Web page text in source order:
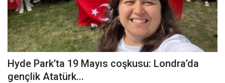
Hyde Park’ta 19 Mayıs coşkusu: Londra’da
gençlik Atatürk...